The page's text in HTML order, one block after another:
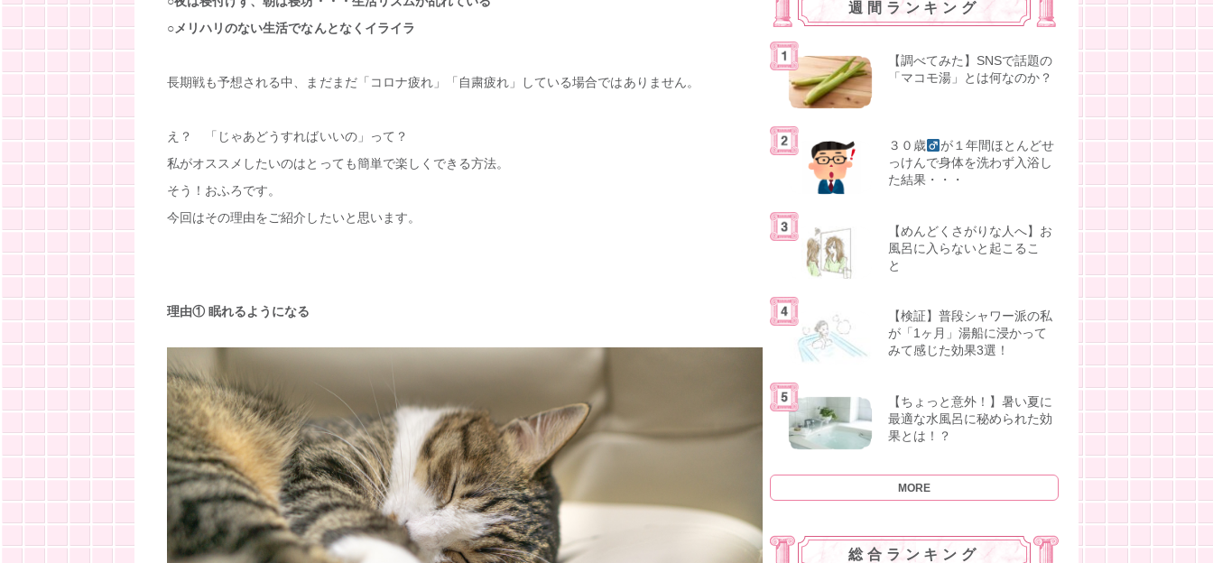
○メリハリのない生活でなんとなくイライラ
長期戦も予想される中、まだまだ「コロナ疲れ」「自粛疲れ」している場合ではありません。
え？ 「じゃあどうすればいいの」って？
私がオススメしたいのはとっても簡単で楽しくできる方法。
そう！おふろです。
今回はその理由をご紹介したいと思います。
理由① 眠れるようになる
週間ランキング
【調べてみた】SNSで話題の
「マコモ湯」とは何なのか？
３０歳
が１年間ほとんどせ
っけんで身体を洗わず入浴し
た結果・・・
【めんどくさがりな人へ】お
風呂に入らないと起こるこ
と
【検証】普段シャワー派の私
が「1ヶ月」湯船に浸かって
みて感じた効果3選！
【ちょっと意外！】暑い夏に
最適な水風呂に秘められた効
果とは！？
MORE
総合ランキング